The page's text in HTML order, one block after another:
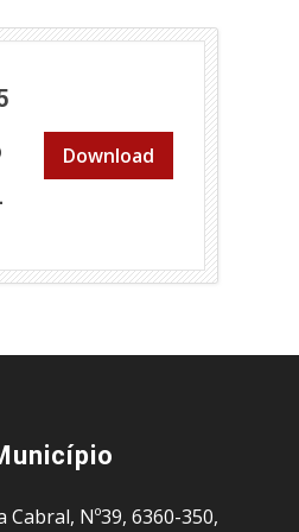
Download
Cabral, Nº39, 6360-350,